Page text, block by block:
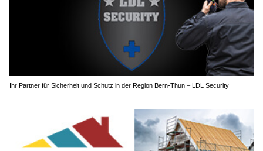
Ihr Partner für Sicherheit und Schutz in der Region Bern-Thun – LDL Security